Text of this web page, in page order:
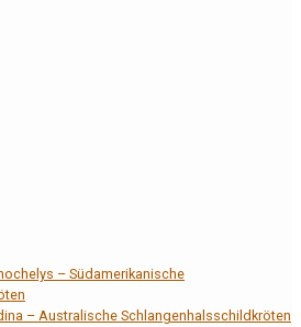
– Südamerikanische
– Australische Schlangenhalsschildkröten